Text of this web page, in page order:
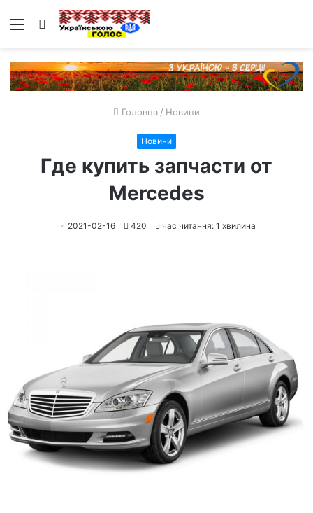
Меню Пошук
Головна / Новини
Новини
Где купить запчасти от
Mercedes
2021-02-16 420 час читання: 1 хвилина